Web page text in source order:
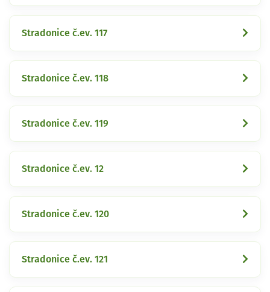
Stradonice č.ev. 117
Stradonice č.ev. 118
Stradonice č.ev. 119
Stradonice č.ev. 12
Stradonice č.ev. 120
Stradonice č.ev. 121